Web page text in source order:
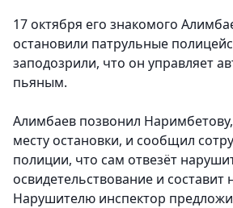
17 октября его знакомого
остановили патрульные
заподозрили, что он управляет
пьяным.
Алимбаев позвонил
месту остановки, и сообщил
полиции, что сам отвезёт
освидетельствование и составит
Нарушителю инспектор